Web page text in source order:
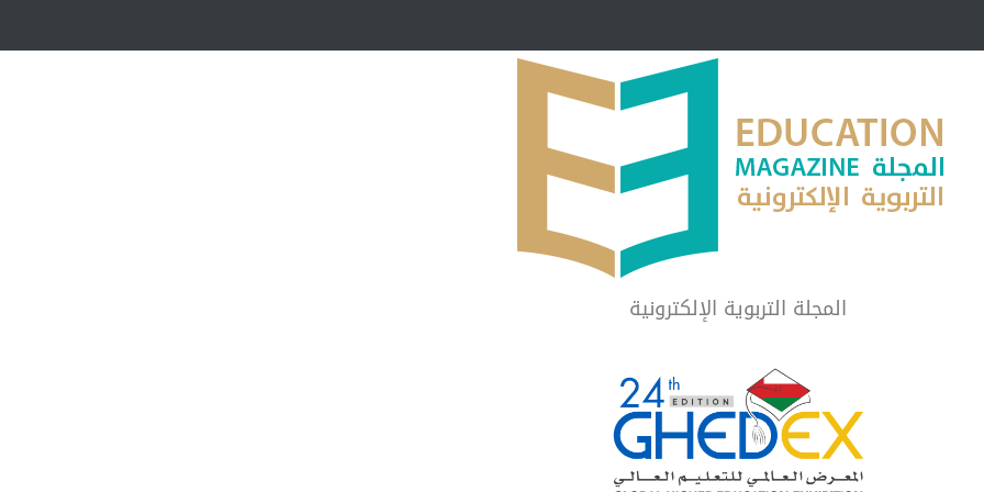
شراكة مجتمعية لمجمع تعليمي بالطائف تستهدف الأيتام وأبناء
الشهداء والمتفوقين
لماذا تعد برامج توعية الأطفال بخصوصية الجسد وقاية لا فضول؟
المجلة التربوية الإلكترونية